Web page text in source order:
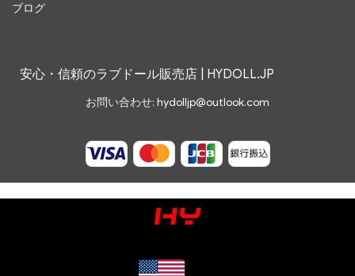
ブログ
安心・信頼のラブドール販売店 | HYDOLL.JP
お問い合わせ: hydolljp@outlook.com